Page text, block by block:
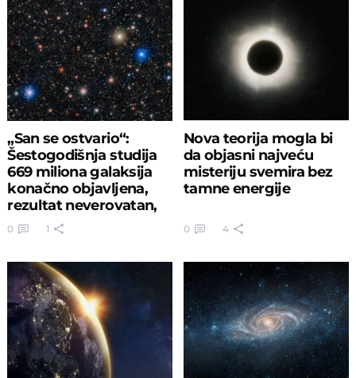
„San se ostvario“:
Šestogodišnja studija
669 miliona galaksija
konačno objavljena,
rezultat neverovatan,
ali…
0 1
Nova teorija mogla bi
da objasni najveću
misteriju svemira bez
tamne energije
0 4